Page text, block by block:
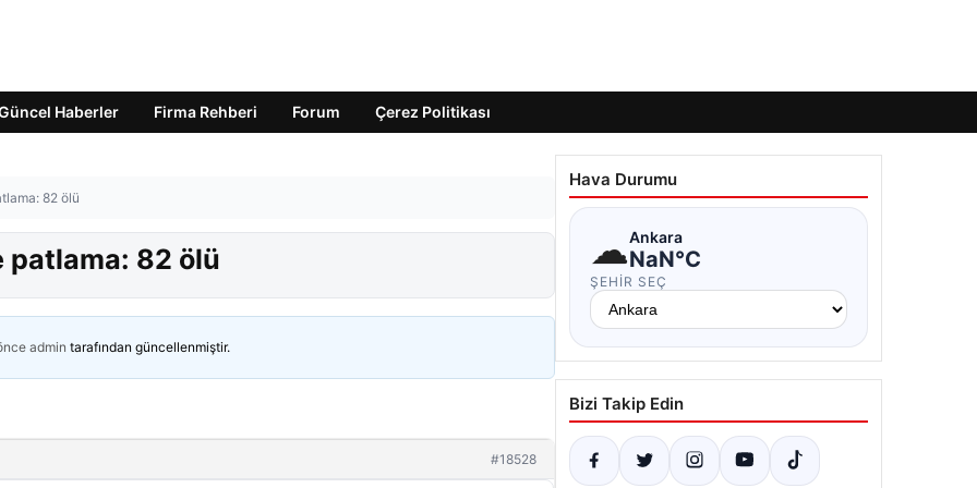
Haberler Firma Rehberi Forum Çerez Politikası
82 ölü
patlama: 82 ölü
admin tarafından güncellenmiştir.
#18528
Hava Durumu
☁Ankara
NaN°C
ŞEHIR SEÇ
Bizi Takip Edin